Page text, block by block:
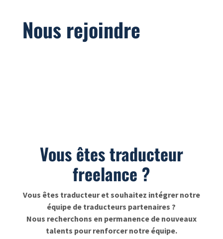
Nous rejoindre
Vous êtes traducteur
freelance ?
Vous êtes traducteur et souhaitez intégrer notre
équipe de traducteurs partenaires ?
Nous recherchons en permanence de nouveaux
talents pour renforcer notre équipe.